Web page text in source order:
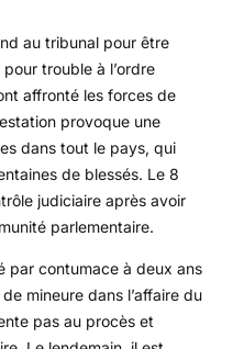
au tribunal pour être
trouble à l’ordre
affronté les forces de
provoque une
dans tout le pays, qui
de blessés. Le 8
judiciaire après avoir
parlementaire.
par contumace à deux ans
mineure dans l’affaire du
pas au procès et